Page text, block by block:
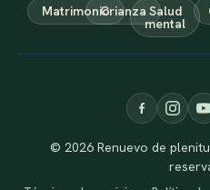
MatrimonioCrianza Salud
mental
© 2026 Renuevo de